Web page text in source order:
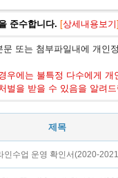
준수합니다. [상세내용보기]
또는 첨부파일내에 개인
우에는 불특정 다수에게
벌을 받을 수 있음을 알려
제목
인수업 운영 확인서(2020-